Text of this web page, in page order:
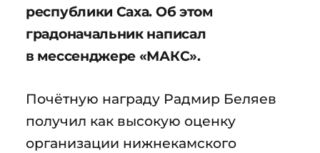
республики Саха. Об этом
градоначальник написал
в мессенджере «МАКС».
Почётную награду Радмир Беляев
получил как высокую оценку
организации нижнекамского